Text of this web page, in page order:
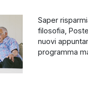
Saper
filosofia,
nuovi
programma